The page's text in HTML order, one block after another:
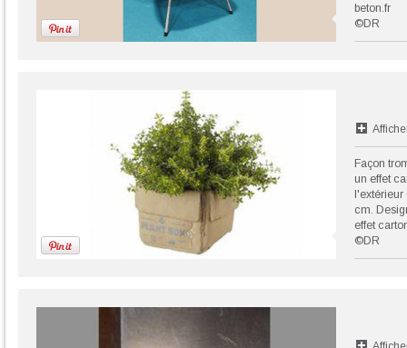
beton.fr
©DR
Façon
un effet
cm.
effet
©DR